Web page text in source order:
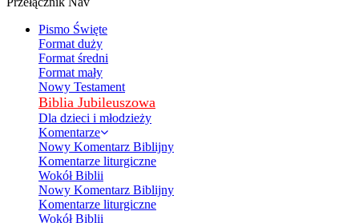
Pismo Święte
Format duży
Format średni
Format mały
Nowy Testament
Biblia Jubileuszowa
Dla dzieci i młodzieży
Komentarze
Nowy Komentarz Biblijny
Komentarze liturgiczne
Wokół Biblii
Nowy Komentarz Biblijny
Komentarze liturgiczne
Wokół Biblii